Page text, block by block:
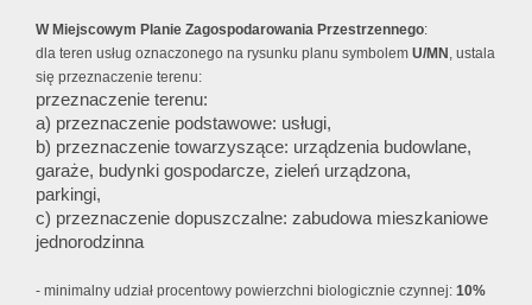
W Miejscowym Planie Zagospodarowania Przestrzennego:
dla teren usług oznaczonego na rysunku planu symbolem U/MN , ustala
się przeznaczenie terenu:
przeznaczenie terenu:
a) przeznaczenie podstawowe: usługi,
b) przeznaczenie towarzyszące: urządzeniabudowlane,
garaże, budynki gospodarcze, zieleń urządzona,
parkingi,
c) przeznaczenie dopuszczalne: zabudowa mieszkaniowe
jednorodzinna
- minimalny udział procentowy powierzchni biologicznie czynnej: 10%